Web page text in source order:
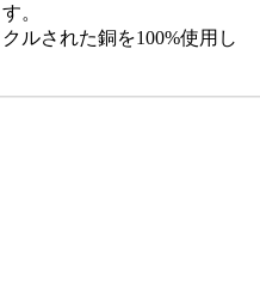
。
ルされた銅を100%使用し